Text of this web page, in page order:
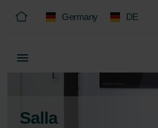
Germany DE
Salla